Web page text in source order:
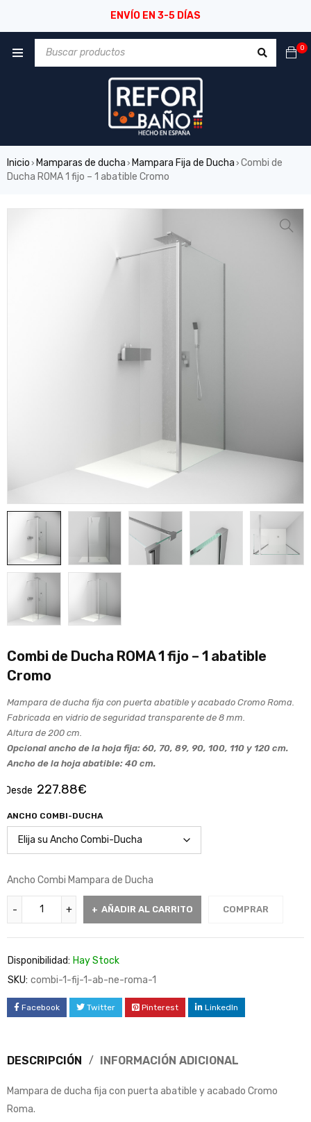
ENVÍO EN 3-5 DÍAS
0
Inicio › Mamparas de ducha › Mampara Fija de Ducha › Combi de
Ducha ROMA 1 fijo – 1 abatible Cromo
Combi de Ducha ROMA 1 fijo – 1 abatible
Cromo
Mampara de ducha fija con puerta abatible y acabado Cromo Roma.
Fabricada en vidrio de seguridad transparente de 8 mm.
Altura de 200 cm.
Opcional ancho de la hoja fija: 60, 70, 89, 90, 100, 110 y 120 cm.
Ancho de la hoja abatible: 40 cm.
Desde 227.88€
ANCHO COMBI-DUCHA
Ancho Combi Mampara de Ducha
AÑADIR AL CARRITO COMPRAR
Disponibilidad: Hay Stock
SKU: combi-1-fij-1-ab-ne-roma-1
Facebook Twitter Pinterest LinkedIn
DESCRIPCIÓN INFORMACIÓN ADICIONAL
Mampara de ducha fija con puerta abatible y acabado Cromo
Roma.